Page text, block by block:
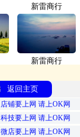
新雷商行
新雷商行
返回主页
店铺要上网 请上OK网
科技要上网 请上OK网
微店要上网 请上OK网